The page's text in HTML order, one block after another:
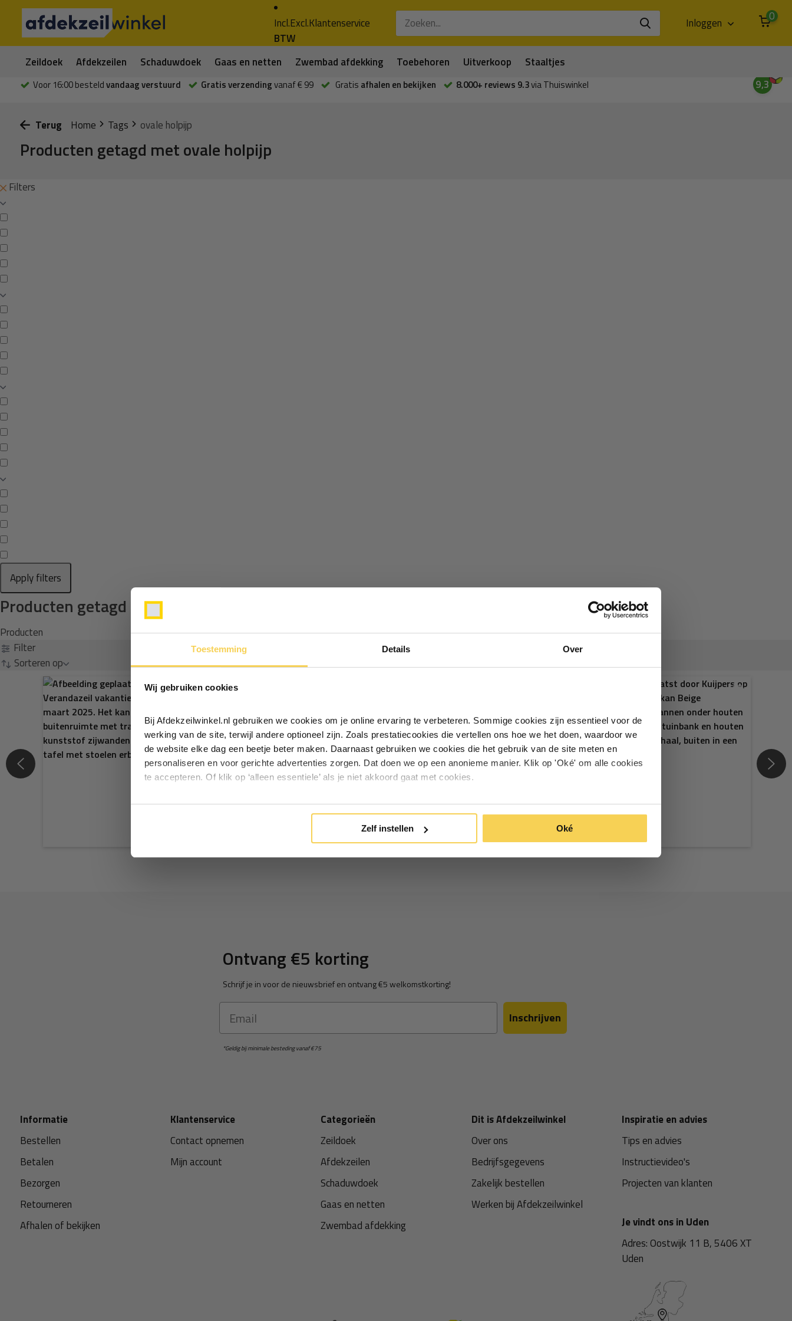
Toestemming Details Over
Wij gebruiken cookies
Bij Afdekzeilwinkel.nl gebruiken we cookies om je online ervaring te verbeteren. Sommige cookies zijn essentieel voor de
werking van de site, terwijl andere optioneel zijn. Zoals prestatiecookies die vertellen ons hoe we het doen, waardoor we
de website elke dag een beetje beter maken. Daarnaast gebruiken we cookies die het gebruik van de site meten en
personaliseren en voor gerichte advertenties zorgen. Dat doen we op een anonieme manier. Klik op 'Oké' om alle cookies
te accepteren. Of klik op ‘alleen essentiele’ als je niet akkoord gaat met cookies.
Zelf instellen Oké
Incl.Excl.
BTW
Klantenservice Inloggen 0
Zeildoek Afdekzeilen Schaduwdoek Gaas en netten Zwembad afdekking Toebehoren Uitverkoop Staaltjes
Voor 16:00 besteldvandaag verstuurd Gratis verzendingvanaf € 99 Gratis afhalen en bekijken 8.000+ reviews 9.3via Thuiswinkel 9,3
Terug Home Tags ovale holpijp
Producten getagd met ovale holpijp
Filters
Apply filters
Producten getagd met ovale holpijp
Producten
Filter
Sorteren op
Ontvang €5 korting
Schrijf je in voor de nieuwsbrief en ontvang €5 welkomstkorting!
Email Inschrijven
*Geldig bij minimale besteding vanaf €75
Informatie
Bestellen
Betalen
Bezorgen
Retourneren
Afhalen of bekijken
Klantenservice
Contact opnemen
Mijn account
Categorieën
Zeildoek
Afdekzeilen
Schaduwdoek
Gaas en netten
Zwembad afdekking
Dit is Afdekzeilwinkel
Over ons
Bedrijfsgegevens
Zakelijk bestellen
Werken bij Afdekzeilwinkel
Inspiratie en advies
Tips en advies
Instructievideo's
Projecten van klanten
Je vindt ons in Uden
Adres: Oostwijk 11 B, 5406 XT
Uden
Ontvang €5,- korting!
ontvang €5,- welkomstkorting!
Particulier Zakelijk
Inschrijven